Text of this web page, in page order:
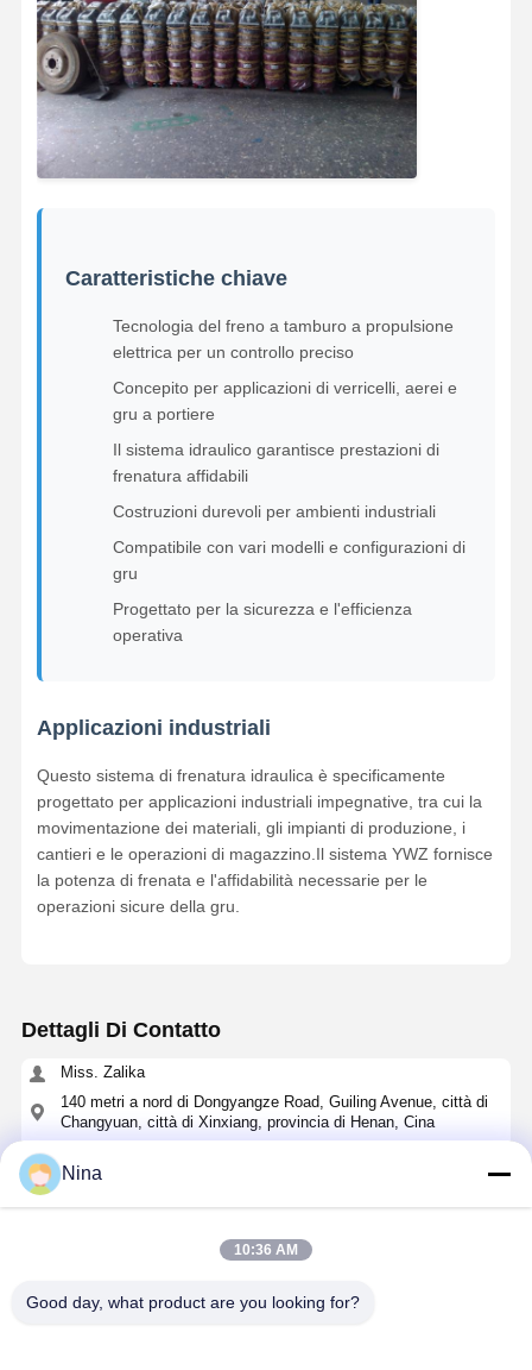
Caratteristiche chiave
Tecnologia del freno a tamburo a propulsione
elettrica per un controllo preciso
Concepito per applicazioni di verricelli, aerei e
gru a portiere
Il sistema idraulico garantisce prestazioni di
frenatura affidabili
Costruzioni durevoli per ambienti industriali
Compatibile con vari modelli e configurazioni di
gru
Progettato per la sicurezza e l'efficienza
operativa
Applicazioni industriali
Questo sistema di frenatura idraulica è specificamente
progettato per applicazioni industriali impegnative, tra cui la
movimentazione dei materiali, gli impianti di produzione, i
cantieri e le operazioni di magazzino.Il sistema YWZ fornisce
la potenza di frenata e l'affidabilità necessarie per le
operazioni sicure della gru.
Dettagli Di Contatto
Miss. Zalika
140 metri a nord di Dongyangze Road, Guiling Avenue, città di
Changyuan, città di Xinxiang, provincia di Henan, Cina
Ora chiacchieri
Ottieni Il Miglior Prezzo Per
Nina
10:36 AM
Good day, what product are you looking for?